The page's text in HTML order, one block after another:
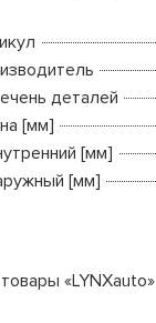
деталей
[мм]
[мм]
[мм]
«LYNXauto»